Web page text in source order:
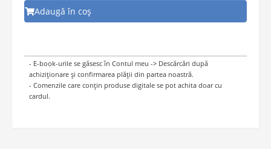
Adaugă în coș
- E-book-urile se găsesc în Contul meu -> Descărcări după
achiziționare și confirmarea plății din partea noastră.
- Comenzile care conțin produse digitale se pot achita doar cu
cardul.